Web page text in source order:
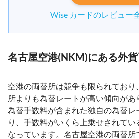
Wise カードのレビュー
名古屋空港(NKM)にある外貨
空港の両替所は競争も限られてお
所よりも為替レートが高い傾向があ
為替手数料が含まれた独自の為替レ
り、手数料がいくら上乗せされてい
なっています。名古屋空港の両替